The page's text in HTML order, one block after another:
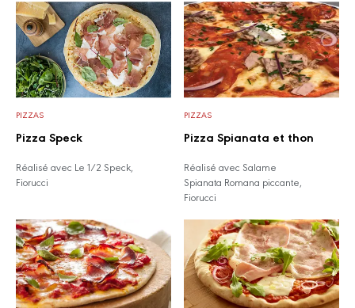
PIZZAS
Pizza Speck
Réalisé avec Le 1/2 Speck,
Fiorucci
PIZZAS
Pizza Spianata et thon
Réalisé avec Salame
Spianata Romana piccante,
Fiorucci